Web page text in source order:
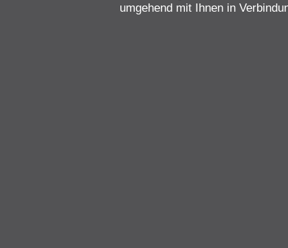
umgehend mit Ihnen in